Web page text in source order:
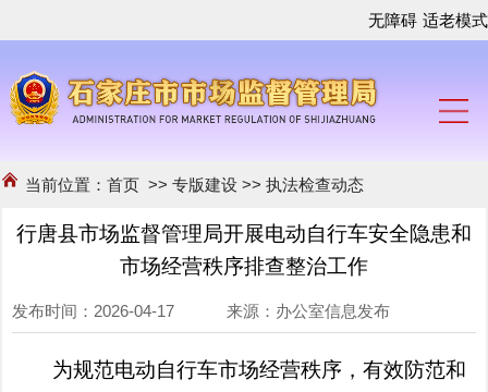
无障碍 适老模式
当前位置：首页 >>专版建设 >>执法检查动态
行唐县市场监督管理局开展电动自行车安全隐患和
市场经营秩序排查整治工作
发布时间：2026-04-17 来源：办公室信息发布
为规范电动自行车市场经营秩序，有效防范和